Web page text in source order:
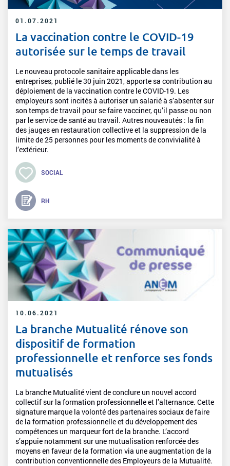
Parcours d’intégration
Politique handicap
Les études
01.07.2021
La vaccination contre le COVID-19
autorisée sur le temps de travail
Le nouveau protocole sanitaire applicable dans les
entreprises, publié le 30 juin 2021, apporte sa contribution au
déploiement de la vaccination contre le COVID-19. Les
employeurs sont incités à autoriser un salarié à s’absenter sur
son temps de travail pour se faire vacciner, qu’il passe ou non
par le service de santé au travail. Autres nouveautés : la fin
des jauges en restauration collective et la suppression de la
limite de 25 personnes pour les moments de convivialité à
l’extérieur.
SOCIAL
RH
10.06.2021
La branche Mutualité rénove son
dispositif de formation
professionnelle et renforce ses fonds
mutualisés
La branche Mutualité vient de conclure un nouvel accord
collectif sur la formation professionnelle et l’alternance. Cette
signature marque la volonté des partenaires sociaux de faire
de la formation professionnelle et du développement des
compétences un marqueur fort de la branche. L’accord
s’appuie notamment sur une mutualisation renforcée des
moyens en faveur de la formation via une augmentation de la
contribution conventionnelle des Employeurs de la Mutualité.